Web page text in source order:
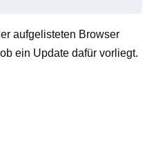
aufgelisteten Browser
ein Update dafür vorliegt.